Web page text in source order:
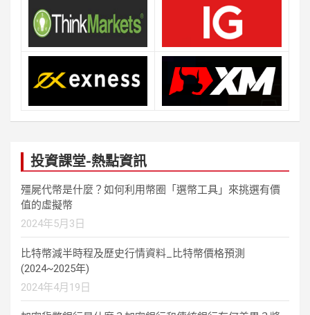
投資課堂-熱點資訊
殭屍代幣是什麼？如何利用幣圈「選幣工具」來挑選有價
值的虛擬幣
2024年5月3日
比特幣減半時程及歷史行情資料_比特幣價格預測
(2024~2025年)
2024年4月19日